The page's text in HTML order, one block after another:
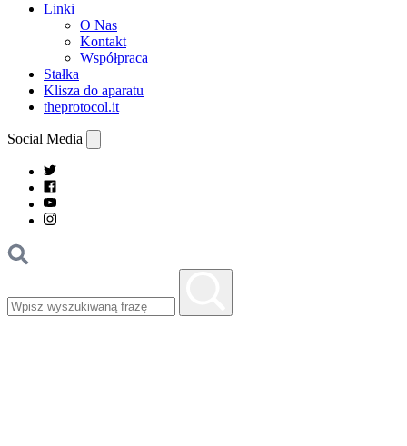
Linki
O Nas
Kontakt
Współpraca
Stałka
Klisza do aparatu
theprotocol.it
Social Media